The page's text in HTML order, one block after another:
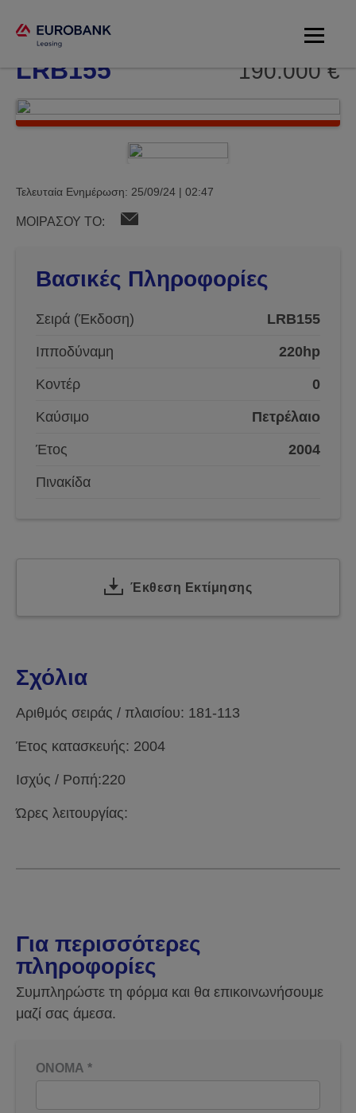
LIEBHERR
LRB155
190.000 €
Τελευταία Ενημέρωση: 25/09/24 | 02:47
ΜΟΙΡΑΣΟΥ ΤΟ:
Βασικές Πληροφορίες
Σειρά (Έκδοση) LRB155
Ιπποδύναμη 220hp
Κοντέρ 0
Καύσιμο Πετρέλαιο
Έτος 2004
Πινακίδα
Έκθεση Εκτίμησης
Σχόλια
Αριθμός σειράς / πλαισίου: 181-113
Έτος κατασκευής: 2004
Ισχύς / Ροπή:220
Ώρες λειτουργίας:
Για περισσότερες
πληροφορίες
Συμπληρώστε τη φόρμα και θα επικοινωνήσουμε
μαζί σας άμεσα.
ΟΝΟΜΑ *